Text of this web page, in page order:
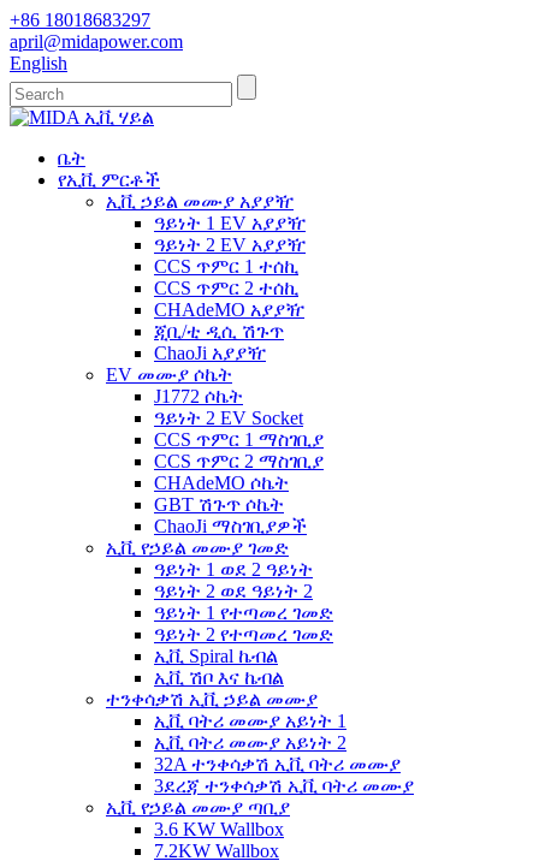
+86 18018683297
april@midapower.com
English
ቤት
የኢቪ ምርቶች
ኢቪ ኃይል መሙያ አያያዥ
ዓይነት 1 EV አያያዥ
ዓይነት 2 EV አያያዥ
CCS ጥምር 1 ተሰኪ
CCS ጥምር 2 ተሰኪ
CHAdeMO አያያዥ
ጂቢ/ቲ ዲሲ ሽጉጥ
ChaoJi አያያዥ
EV መሙያ ሶኬት
J1772 ሶኬት
ዓይነት 2 EV Socket
CCS ጥምር 1 ማስገቢያ
CCS ጥምር 2 ማስገቢያ
CHAdeMO ሶኬት
GBT ሽጉጥ ሶኬት
ChaoJi ማስገቢያዎች
ኢቪ የኃይል መሙያ ገመድ
ዓይነት 1 ወደ 2 ዓይነት
ዓይነት 2 ወደ ዓይነት 2
ዓይነት 1 የተጣመረ ገመድ
ዓይነት 2 የተጣመረ ገመድ
ኢቪ Spiral ኬብል
ኢቪ ሽቦ እና ኬብል
ተንቀሳቃሽ ኢቪ ኃይል መሙያ
ኢቪ ባትሪ መሙያ አይነት 1
ኢቪ ባትሪ መሙያ አይነት 2
32A ተንቀሳቃሽ ኢቪ ባትሪ መሙያ
3ደረጃ ተንቀሳቃሽ ኢቪ ባትሪ መሙያ
ኢቪ የኃይል መሙያ ጣቢያ
3.6 KW Wallbox
7.2KW Wallbox